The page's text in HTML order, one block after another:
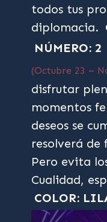
todos tus
diplomacia.
NÚMERO: 2
(Octubre 23 –
disfrutar
momentos
deseos se
resolverá
Pero evita
Cualidad,
COLOR: